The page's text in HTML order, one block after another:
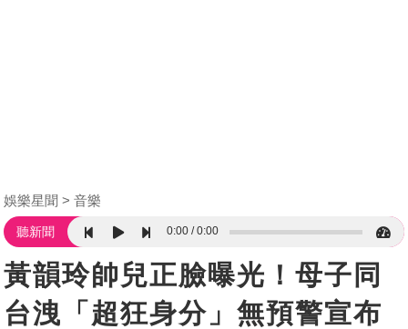
娛樂星聞 音樂
聽新聞 0:00 0:00
黃韻玲帥兒正臉曝光！母子同
台洩「超狂身分」無預警宣布